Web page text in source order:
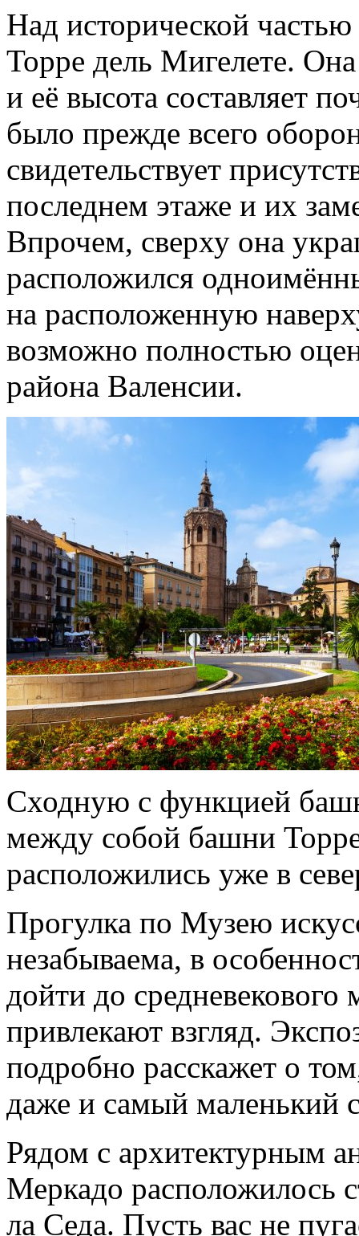
Над исторической
Торре дель Мигелете.
и её высота составляет
было прежде всего
свидетельствует
последнем этаже и их
Впрочем, сверху она
расположился
на расположенную
возможно полностью
района Валенсии.
Сходную с функцией
между собой башни
расположились уже в
Прогулка по Музею
незабываема, в
дойти до средневекового
привлекают взгляд.
подробно расскажет о
даже и самый маленький
Рядом с архитектурным
Меркадо расположилось
ла Седа. Пусть вас не